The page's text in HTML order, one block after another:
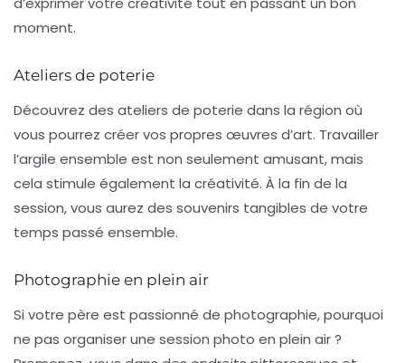
moment.
Ateliers de poterie
Découvrez des ateliers de poterie dans la région où
vous pourrez créer vos propres œuvres d’art. Travailler
l’argile ensemble est non seulement amusant, mais
cela stimule également la créativité. À la fin de la
session, vous aurez des souvenirs tangibles de votre
temps passé ensemble.
Photographie en plein air
Si votre père est passionné de photographie, pourquoi
ne pas organiser une session photo en plein air ?